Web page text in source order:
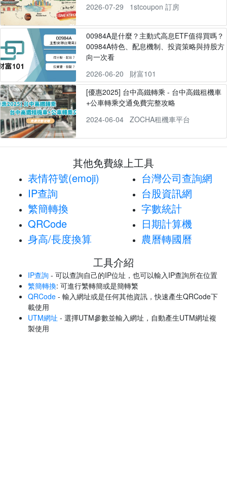
2026-07-29
1stcoupon 訂房
00984A是什麼？主動式高息ETF值得買嗎？
00984A特色、配息機制、投資策略與持股方
向一次看
2026-06-20
財富101
[優惠2025] 台中高鐵轉乘 - 台中高鐵租機車
+公車轉乘交通免費完整攻略
2024-06-04
ZOCHA租機車平台
其他免費線上工具
表情符號(emoji)
IP查詢
繁簡轉換
QRCode
身高/長度換算
台灣公司查詢網
台股資訊網
字數統計
日期計算機
農曆轉國曆
工具介紹
IP查詢 - 可以查詢自己的IP位址，也可以輸入IP查詢所在位置
繁簡轉換: 可進行繁轉簡或是簡轉繁
QRCode - 輸入網址或是任何其他資訊，快速產生QRCode下
載使用
UTM網址 - 選擇UTM參數並輸入網址，自動產生UTM網址複
製使用